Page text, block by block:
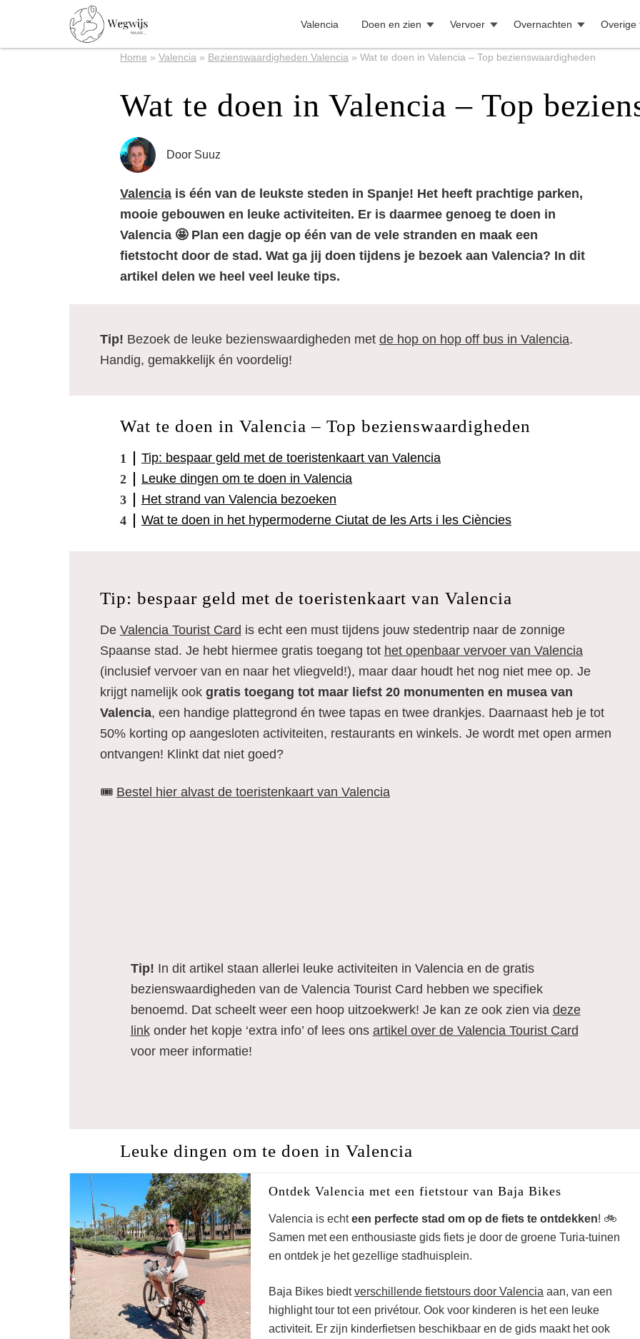
Valencia Doen en zien Vervoer Overnachten Overige
Home » Valencia » Bezienswaardigheden Valencia » Wat te doen in Valencia – Top bezienswaardigheden
Wat te doen in Valencia – Top
Door Suuz
Valencia is één van de leukste steden in Spanje! Het heeft prachtige parken,
mooie gebouwen en leuke activiteiten. Er is daarmee genoeg te doen in
Valencia 🤩 Plan een dagje op één van de vele stranden en maak een
fietstocht door de stad. Wat ga jij doen tijdens je bezoek aan Valencia? In dit
artikel delen we heel veel leuke tips.
Tip! Bezoek de leuke bezienswaardigheden met de hop on hop off bus in Valencia.
Handig, gemakkelijk én voordelig!
Wat te doen in Valencia – Top bezienswaardigheden
Tip: bespaar geld met de toeristenkaart van Valencia
Leuke dingen om te doen in Valencia
Het strand van Valencia bezoeken
Wat te doen in het hypermoderne Ciutat de les Arts i les Ciències
Tip: bespaar geld met de toeristenkaart van Valencia
De Valencia Tourist Card is echt een must tijdens jouw stedentrip naar de zonnige
Spaanse stad. Je hebt hiermee gratis toegang tot het openbaar vervoer van Valencia
(inclusief vervoer van en naar het vliegveld!), maar daar houdt het nog niet mee op. Je
krijgt namelijk ook gratis toegang tot maar liefst 20 monumenten en musea van
Valencia, een handige plattegrond én twee tapas en twee drankjes. Daarnaast heb je tot
50% korting op aangesloten activiteiten, restaurants en winkels. Je wordt met open armen
ontvangen! Klinkt dat niet goed?
🎟️ Bestel hier alvast de toeristenkaart van Valencia
Tip! In dit artikel staan allerlei leuke activiteiten in Valencia en de gratis
bezienswaardigheden van de Valencia Tourist Card hebben we specifiek
benoemd. Dat scheelt weer een hoop uitzoekwerk! Je kan ze ook zien via deze
linkonder het kopje ‘extra info’ of lees ons artikel over de Valencia Tourist Card
voor meer informatie!
Leuke dingen om te doen in Valencia
Ontdek Valencia met een fietstour van Baja Bikes
Valencia is echteen perfecte stad om op de fiets te ontdekken! 🚲
Samen met een enthousiaste gids fiets je door de groene Turia-tuinen
en ontdek je het gezellige stadhuisplein.
Baja Bikes biedtverschillende fietstours door Valencia aan, van een
highlight tour tot een privétour. Ook voor kinderen is het een leuke
activiteit. Er zijn kinderfietsen beschikbaar en de gids maakt het ook